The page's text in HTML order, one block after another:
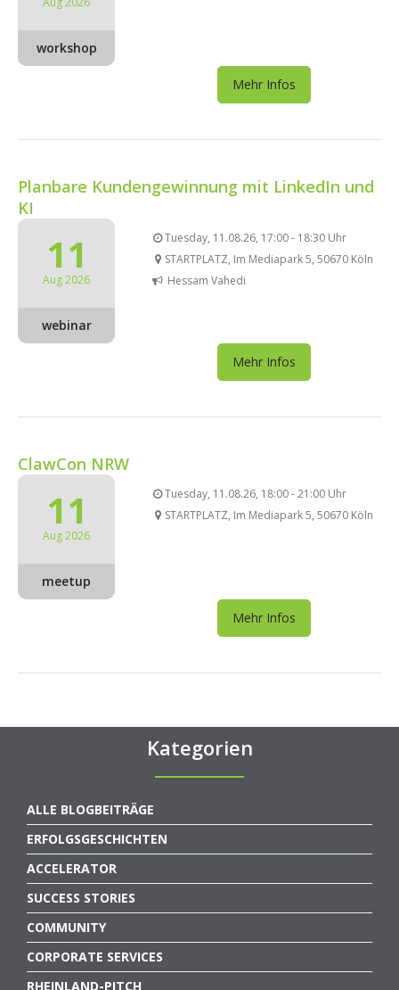
workshop
Mehr Infos
Planbare Kundengewinnung mit LinkedIn und
KI
11
Aug 2026
webinar
Tuesday, 11.08.26, 17:00 - 18:30 Uhr
STARTPLATZ, Im Mediapark 5, 50670 Köln
Hessam Vahedi
Mehr Infos
ClawCon NRW
11
Aug 2026
meetup
Tuesday, 11.08.26, 18:00 - 21:00 Uhr
STARTPLATZ, Im Mediapark 5, 50670 Köln
Mehr Infos
Kategorien
ALLE BLOGBEITRÄGE
ERFOLGSGESCHICHTEN
ACCELERATOR
SUCCESS STORIES
COMMUNITY
CORPORATE SERVICES
RHEINLAND-PITCH